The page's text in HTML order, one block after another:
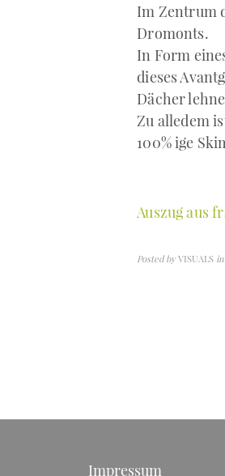
Im Zentrum
Dromonts.
In Form
dieses
Dächer
Zu alledem
100% ige
Auszug aus
Posted by VISUALS in
Impressum